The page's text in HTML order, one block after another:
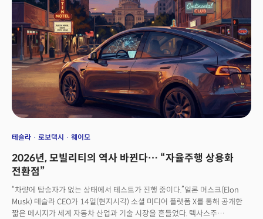
자동차는 더 이상 단순한 이동 수단이 아니라, 도로 위를 움직이는 AI 컴퓨팅
플랫폼으로 재정의되고 있는 것이다.1년만에 경쟁 양상이 바뀌었다지난해에
비해 CES 2026에서 확인된 가장 중요한 변화는 경쟁의 단위가 완전히
달라졌다는 점이다. 기존에는 "차 1대를 얼마나 잘 만들었나"가 핵심이었다.
엔진 성능, 연비, 디자인, 조립 품질이 경쟁력을 좌우했다.완전 자율주행 단계에
이르지 않더라도, 운전자 보조, 안전 시스템, 인카(IVI), 차량 내 사용자 경험
전반에 걸쳐 적용 됐으며 카메라· 레이더, 라이다(LiDAR) 등 센서 융합 기술,
엣지 컴퓨팅 기반 AI 추론,온디바이스 생성형 AI, 그리고 차량 데이터 기반
서비스가 하나의 시스템으로 통합하려는 움직임을 보였다.이 흐름에서 가장
중요한 발표를 한 기업은 완성차 회사가 아니라 엔비디아였다.엔비디아는
하는 차량 내 AI 스택의 표준 공급자가 되겠다는 전략을 드러냈다. 이것이
것이 아니라, 컴퓨팅 플랫폼을 쥔 기업으로 이동하고 있다는 신호다.
테슬라 로보택시 웨이모
2026년, 모빌리티의 역사 바뀐다… “자율주행 상용화
전환점”
“차량에 탑승자가 없는 상태에서 테스트가 진행 중이다.”일론 머스크(Elon
Musk) 테슬라 CEO가 14일(현지시각) 소셜 미디어 플랫폼 X를 통해 공개한
짧은 메시지가 세계 자동차 산업과 기술 시장을 흔들었다. 텍사스주